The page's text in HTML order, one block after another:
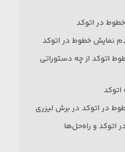
در اتوکد
نمایش خطوط در اتوکد
اتوکد از چه دستوراتی
اتوکد
در اتوکد در برش لیزری
و راه‌حل‌ها